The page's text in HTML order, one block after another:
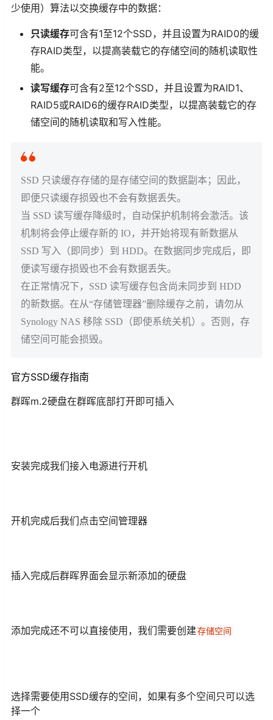
少使用）算法以交换缓存中的数据：
只读缓存可含有1至12个SSD，并且设置为RAID0的缓
存RAID类型，以提高装载它的存储空间的随机读取性
能。
读写缓存可含有2至12个SSD，并且设置为RAID1、
RAID5或RAID6的缓存RAID类型，以提高装载它的存
储空间的随机读取和写入性能。
SSD 只读缓存存储的是存储空间的数据副本；因此，
即便只读缓存损毁也不会有数据丢失。
当 SSD 读写缓存降级时，自动保护机制将会激活。该
机制将会停止缓存新的 IO，并开始将现有新数据从
SSD 写入（即同步）到 HDD。在数据同步完成后，即
便读写缓存损毁也不会有数据丢失。
在正常情况下，SSD 读写缓存包含尚未同步到 HDD
的新数据。在从“存储管理器”删除缓存之前，请勿从
Synology NAS 移除 SSD（即使系统关机）。否则，存
储空间可能会损毁。
官方SSD缓存指南
群晖m.2硬盘在群晖底部打开即可插入
安装完成我们接入电源进行开机
开机完成后我们点击空间管理器
插入完成后群晖界面会显示新添加的硬盘
添加完成还不可以直接使用，我们需要创建存储空间
选择需要使用SSD缓存的空间，如果有多个空间只可以选
择一个